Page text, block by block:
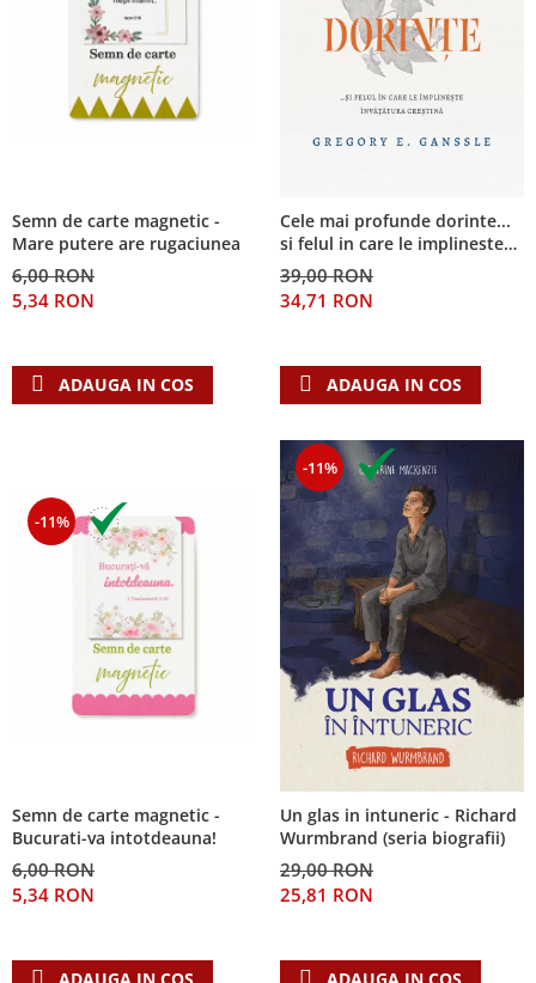
Semn de carte magnetic -
Mare putere are rugaciunea
6,00 RON
5,34 RON
ADAUGA IN COS
Cele mai profunde dorinte...
si felul in care le implineste
invatatura crestina
39,00 RON
34,71 RON
ADAUGA IN COS
-11%
Semn de carte magnetic -
Bucurati-va intotdeauna!
6,00 RON
5,34 RON
-11%
Un glas in intuneric - Richard
Wurmbrand (seria biografii)
29,00 RON
25,81 RON